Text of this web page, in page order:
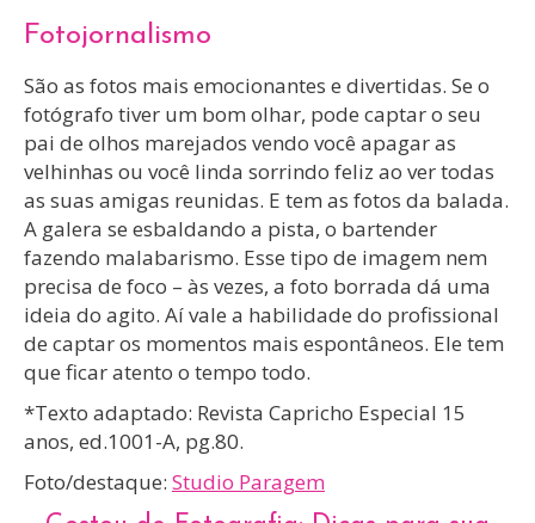
Fotojornalismo
São as fotos mais emocionantes e divertidas. Se o
fotógrafo tiver um bom olhar, pode captar o seu
pai de olhos marejados vendo você apagar as
velhinhas ou você linda sorrindo feliz ao ver todas
as suas amigas reunidas. E tem as fotos da balada.
A galera se esbaldando a pista, o bartender
fazendo malabarismo. Esse tipo de imagem nem
precisa de foco – às vezes, a foto borrada dá uma
ideia do agito. Aí vale a habilidade do profissional
de captar os momentos mais espontâneos. Ele tem
que ficar atento o tempo todo.
*Texto adaptado: Revista Capricho Especial 15
anos, ed.1001-A, pg.80.
Foto/destaque: Studio Paragem